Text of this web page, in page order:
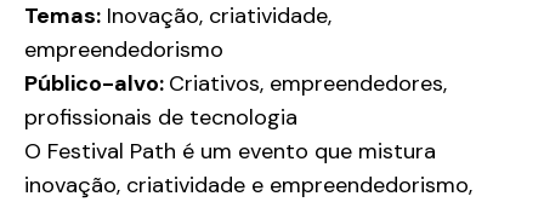
Temas: Inovação, criatividade,
empreendedorismo
Público-alvo: Criativos, empreendedores,
profissionais de tecnologia
O Festival Path é um evento que mistura
inovação, criatividade e empreendedorismo,